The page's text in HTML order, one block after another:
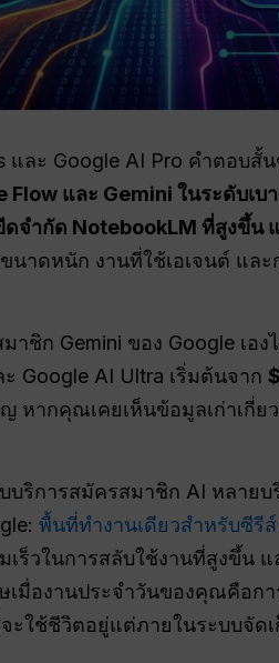
ละ Google AI Pro คำตอบสั้น
และ Gemini ในระดับเบ
จำกัด NotebookLM ที่สูงขึ้น
าดหนัก งานที่ใช้เอเจนต์ แล
ก Gemini ของ Google เอง
Google AI Ultra เริ่มต้นจาก
หากคุณเคยเห็นข้อมูลเก่าเกี่ย
ริการสมัครสมาชิก AI หลายบ
พื้นที่ทำงานเดียวสำหรับซีรีส์
เร็วในการสลับใช้งานที่สูงขึ้น
มื่องานประจำวันของคุณคือก
ะใช้ชีวิตอยู่แต่ภายในระบบจั